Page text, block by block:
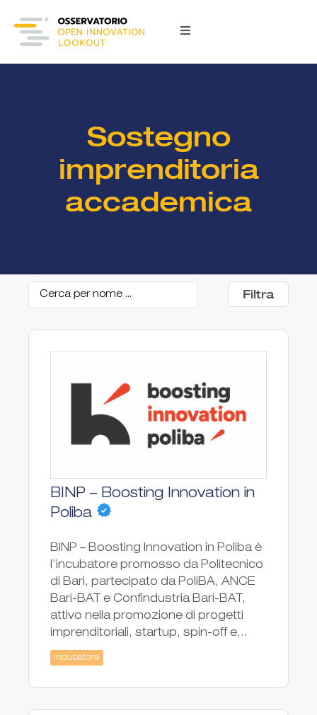
Sostegno
imprenditoria
accademica
Filtra
BINP – Boosting Innovation in
Poliba
BINP – Boosting Innovation in Poliba è
l’incubatore promosso da Politecnico
di Bari, partecipato da PoliBA, ANCE
Bari-BAT e Confindustria Bari-BAT,
attivo nella promozione di progetti
imprenditoriali, startup, spin-off e...
Incubatore